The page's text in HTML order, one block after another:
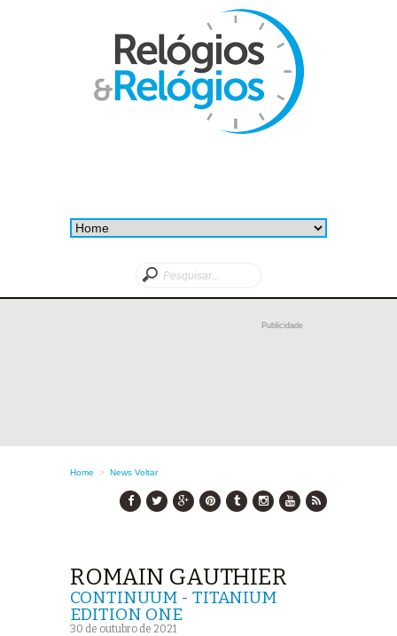
Publicidade
Home > News Voltar
ROMAIN GAUTHIER
CONTINUUM - TITANIUM
EDITION ONE
30 de outubro de 2021